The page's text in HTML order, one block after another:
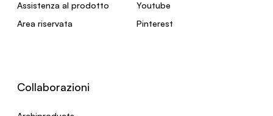
Assistenza al prodotto
Area riservata
Youtube
Pinterest
Collaborazioni